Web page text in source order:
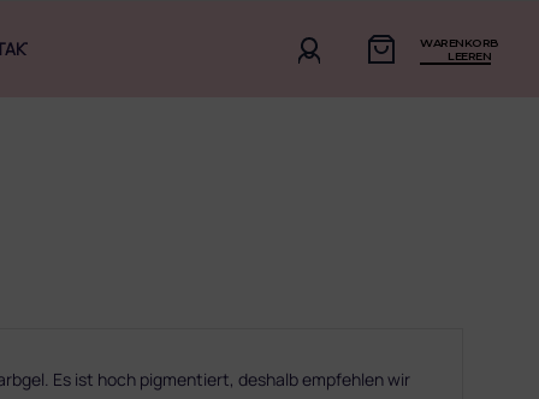
WARENKORB
LEEREN
Es ist hoch pigmentiert, deshalb empfehlen wir